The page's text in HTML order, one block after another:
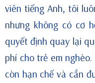
viên tiếng Anh, tôi
nhưng không có cơ
quyết định quay lại
phí cho trẻ em
còn hạn chế và cần